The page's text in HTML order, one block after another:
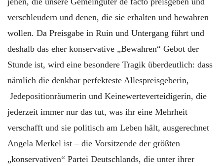
verschleudern und denen, die sie erhalten und bewahren
wollen. Da Preisgabe in Ruin und Untergang führt und
deshalb das eher konservative „Bewahren“ Gebot der
Stunde ist, wird eine besondere Tragik überdeutlich: dass
nämlich die denkbar perfekteste Allespreisgeberin,
Jedepositionräumerin und Keinewerteverteidigerin, die
jederzeit immer nur das tut, was ihr eine Mehrheit
verschafft und sie politisch am Leben hält, ausgerechnet
Angela Merkel ist – die Vorsitzende der größten
„konservativen“ Partei Deutschlands, die unter ihrer